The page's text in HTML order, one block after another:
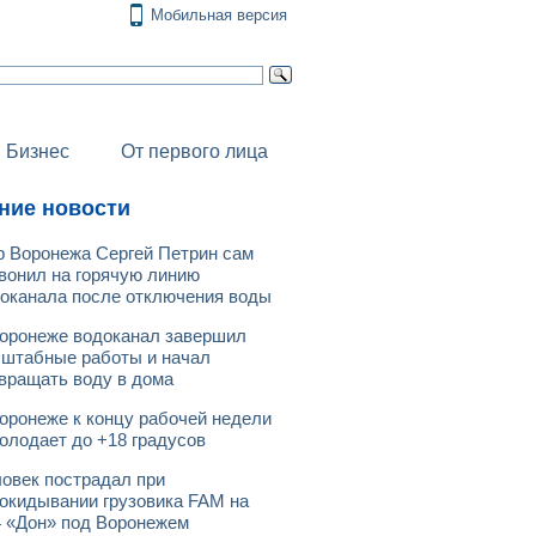
Мобильная версия
Бизнес От первого лица
новости
Воронежа Сергей Петрин сам
на горячую линию
после отключения воды
водоканал завершил
работы и начал
воду в дома
к концу рабочей недели
до +18 градусов
пострадал при
грузовика FAM на
под Воронежем